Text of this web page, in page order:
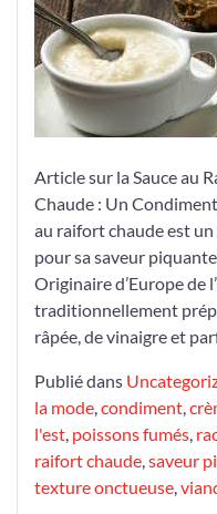
Puissance
de
la
au
Chaude
Article sur la Sauce au
Chaude : Un
au raifort chaude est
pour sa saveur
Originaire d’Europe de
traditionnellement
râpée, de vinaigre et
Publié dans
la mode,condiment,
l'est, poissons fumés,
raifort chaude,saveur
texture onctueuse,